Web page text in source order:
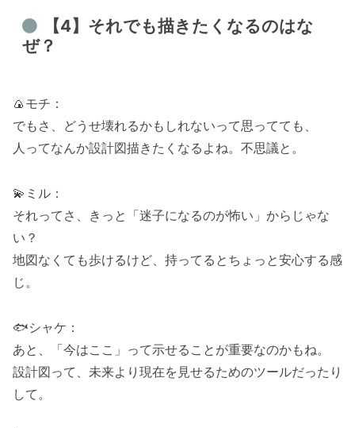
【4】それでも描きたくなるのはな
ぜ？
🍙モチ：
でもさ、どうせ壊れるかもしれないって思ってても、
人ってなんか設計図描きたくなるよね。不思議と。
💫ミル：
それってさ、きっと「迷子になるのが怖い」からじゃな
い？
地図なくても歩けるけど、持ってるとちょっと安心する感
じ。
🐟シャケ：
あと、「今はここ」って示せることが重要なのかもね。
設計図って、未来より現在を見せるためのツールだったり
して。